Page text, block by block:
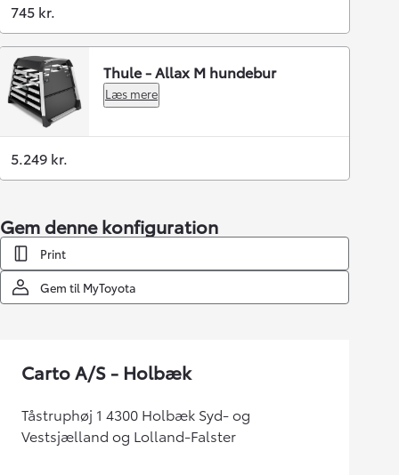
745 kr.
Thule - Allax M hundebur
Læs mere
5.249 kr.
Gem denne konfiguration
Print
Gem til MyToyota
Carto A/S - Holbæk
Tåstruphøj 1 4300 Holbæk Syd- og
Vestsjælland og Lolland-Falster